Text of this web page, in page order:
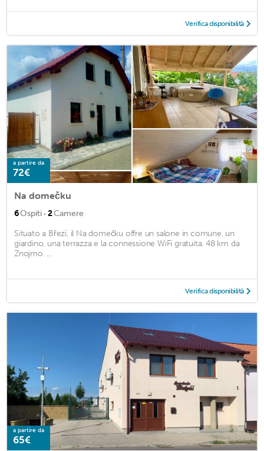
Verifica disponibilità
a partire da
72€
Na domečku
6Ospiti · 2Camere
Situato a Březí, il Na domečku offre un salone in comune, un
giardino, una terrazza e la connessione WiFi gratuita. 48 km da
Znojmo. ...
Verifica disponibilità
a partire da
65€